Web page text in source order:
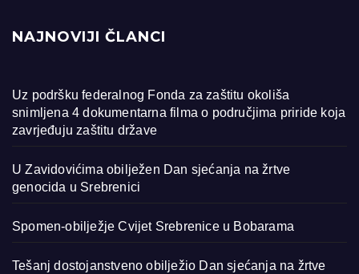
NAJNOVIJI ČLANCI
Uz podršku federalnog Fonda za zaštitu okoliša
snimljena 4 dokumentarna filma o područjima priride koja
zavrjeđuju zaštitu države
U Zavidovićima obilježen Dan sjećanja na žrtve
genocida u Srebrenici
Spomen-obilježje Cvijet Srebrenice u Bobarama
Tešanj dostojanstveno obilježio Dan sjećanja na žrtve